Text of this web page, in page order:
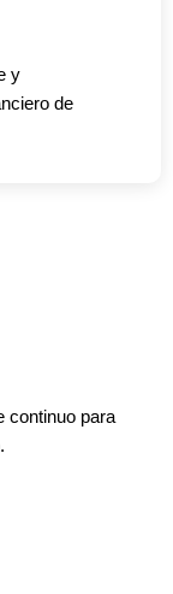
y
de
continuo para